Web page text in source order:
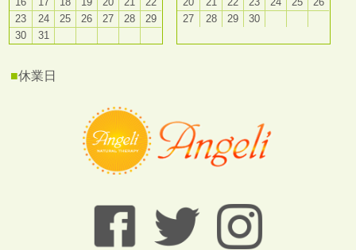
23
24 25 26 27 28
29
30
31
27
28 29 30
■休業日